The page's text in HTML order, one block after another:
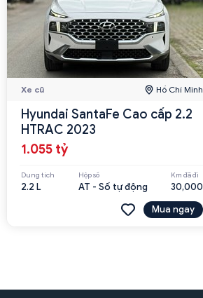
Xe cũ Hồ Chí Minh
Hyundai SantaFe Cao cấp 2.2
HTRAC 2023
1.055 tỷ
Dung tích
2.2 L
Hộp số
AT - Số tự động
Km đã đi
30,000
Mua ngay